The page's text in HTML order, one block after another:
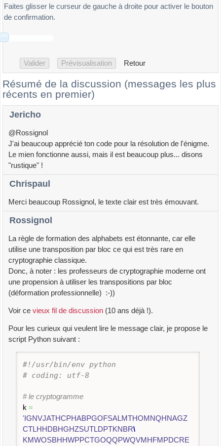
Faites glisser le curseur de gauche à droite pour activer le bouton
de confirmation.
Retour
Résumé de la discussion (messages les plus
récents en premier)
Jericho
@Rossignol
J'ai beaucoup apprécié ton code pour la résolution de l'énigme.
Le mien fonctionne aussi, mais il est beaucoup plus... disons
"rustique" !
Chrispaul
Merci beaucoup Rossignol, le texte clair est très émouvant.
Rossignol
La règle de formation des alphabets est étonnante, car elle
utilise une transposition par bloc ce qui est très rare en
cryptographie classique.
Donc, à noter : les professeurs de cryptographie moderne ont
une propension à utiliser les transpositions par bloc
(déformation professionnelle) :-))
Voir ce vieux fil de discussion (10 ans déjà !).
Pour les curieux qui veulent lire le message clair, je propose le
script Python suivant :
#!/usr/bin/env python
# coding: utf-8
# le cryptogramme
k=
'IGNVJATHCPHABPGOFSALMTHOMNQHNAGZ
CTLHHDBHGHZSUTLDPTKNBR\
KMWOSBHHWPPCTGOQQPWQVMHFMPDCRE